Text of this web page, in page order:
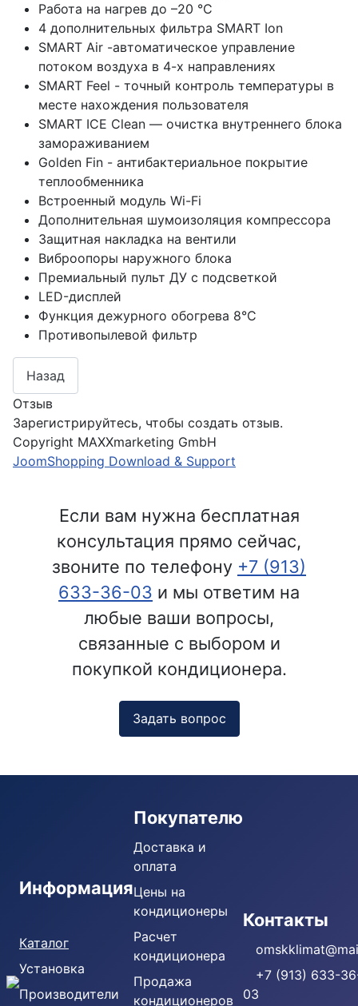
Работа на нагрев до –20 °С
4 дополнительных фильтра SMART Ion
SMART Air -автоматическое управление
потоком воздуха в 4-х направлениях
SMART Feel - точный контроль температуры в
месте нахождения пользователя
SMART ICE Clean — очистка внутреннего блока
замораживанием
Golden Fin - антибактериальное покрытие
теплообменника
Встроенный модуль Wi-Fi
Дополнительная шумоизоляция компрессора
Защитная накладка на вентили
Виброопоры наружного блока
Премиальный пульт ДУ с подсветкой
LED-дисплей
Функция дежурного обогрева 8°С
Противопылевой фильтр
Отзыв
Зарегистрируйтесь, чтобы создать отзыв.
Copyright MAXXmarketing GmbH
JoomShopping Download & Support
Если вам нужна бесплатная
консультация прямо сейчас,
звоните по телефону +7 (913)
633-36-03 и мы ответим на
любые ваши вопросы,
связанные с выбором и
покупкой кондиционера.
Задать вопрос
Информация
Каталог
Установка
Производители
Покупателю
Доставка и
оплата
Цены на
кондиционеры
Расчет
кондиционера
Продажа
кондиционеров
Контакты
+7 (913) 633-
03